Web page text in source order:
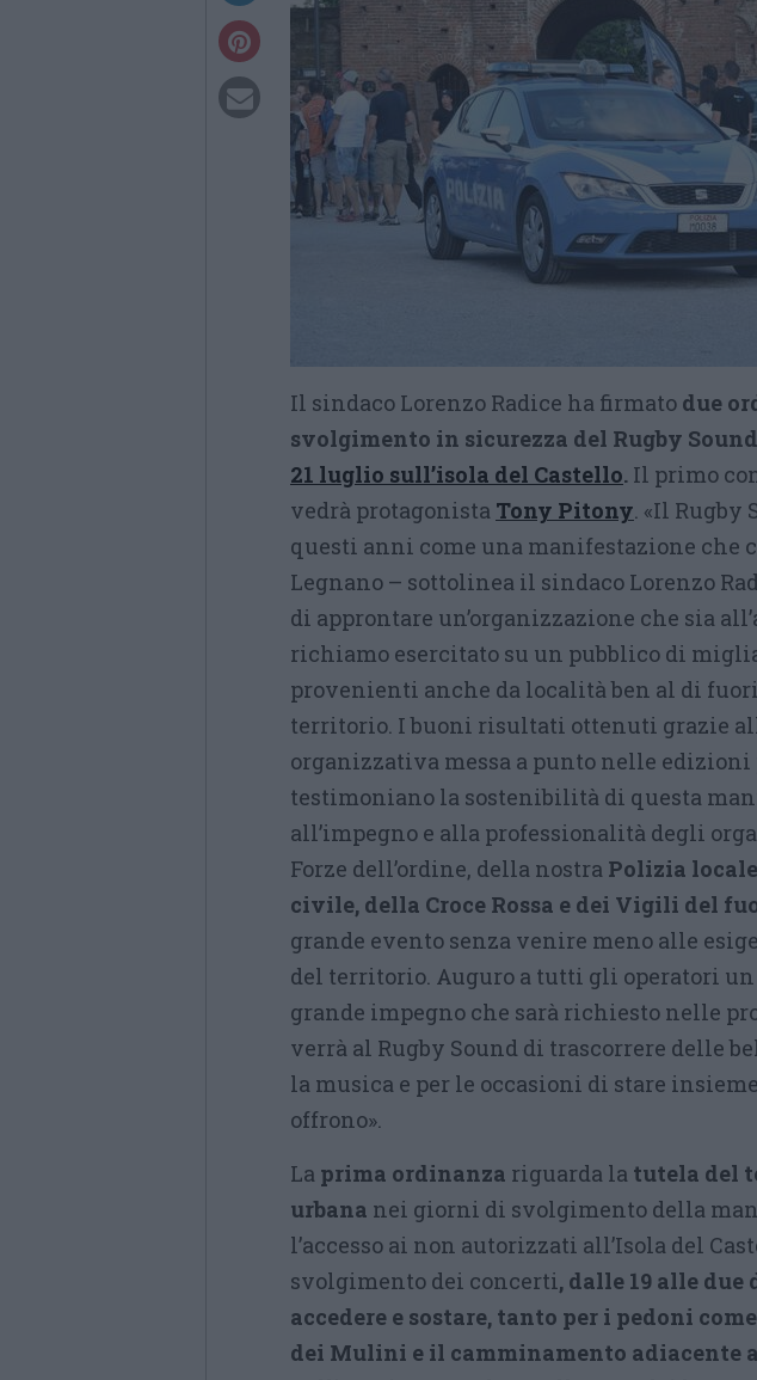
Il sindaco Lorenzo Radice ha firmato due
svolgimento in sicurezza del Rugby Sound
21 luglio sull’isola del Castello. Il primo
vedrà protagonista Tony Pitony. «Il Rugby
questi anni come una manifestazione che
Legnano – sottolinea il sindaco Lorenzo
di approntare un’organizzazione che sia
richiamo esercitato su un pubblico di
provenienti anche da località ben al di
territorio. I buoni risultati ottenuti grazie
organizzativa messa a punto nelle
testimoniano la sostenibilità di questa
all’impegno e alla professionalità degli
Forze dell’ordine, della nostra Polizia
civile, della Croce Rossa e dei Vigili del
grande evento senza venire meno alle
del territorio. Auguro a tutti gli operatori
grande impegno che sarà richiesto nelle
verrà al Rugby Sound di trascorrere delle
la musica e per le occasioni di stare
offrono».
La prima ordinanza riguarda la tutela del
urbana nei giorni di svolgimento della
l’accesso ai non autorizzati all’Isola del
svolgimento dei concerti, dalle 19 alle
accedere e sostare, tanto per i pedoni
dei Mulini e il camminamento adiacente